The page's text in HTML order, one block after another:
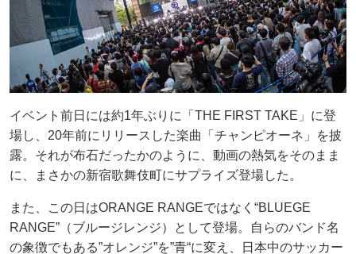
イベント前日には約1年ぶりに「THE FIRST TAKE」に登
場し、20年前にリリースした楽曲「チャンピオーネ」を披
露。それが布石だったかのように、動画の熱気をそのまま
に、まさかの新宿歌舞伎町にサプライズ登場した。
また、この日はORANGE RANGEではなく“BLUEGE
RANGE”（ブルージレンジ）として登場。自らのバンド名
の象徴でもある”オレンジ”を”青“に変え、日本中のサッカー